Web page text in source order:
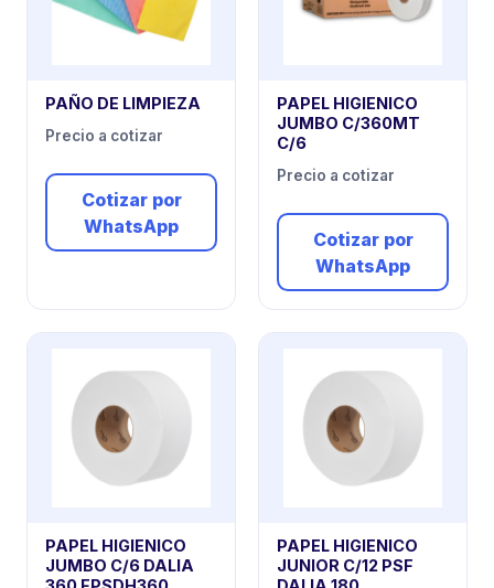
PAÑO DE LIMPIEZA
Precio a cotizar
Cotizar por
WhatsApp
PAPEL HIGIENICO
JUMBO C/360MT
C/6
Precio a cotizar
Cotizar por
WhatsApp
PAPEL HIGIENICO
JUMBO C/6 DALIA
PAPEL HIGIENICO
JUNIOR C/12 PSF